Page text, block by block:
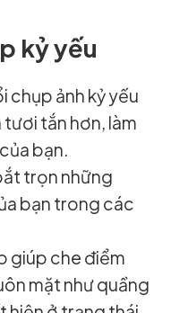
kỷ yếu
chụp ảnh kỷ yếu
tắn hơn, làm
bạn.
trọn những
bạn trong các
giúp che điểm
mặt như quầng